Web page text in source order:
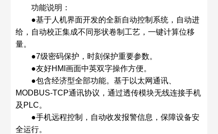
功能说明：
●基于人机界面开发的全新自动控制系统，自动进
给，自动校正集成不同形状卷制工艺，一键计算位移
量。
●7级密码保护，时刻保护重要参数。
●友好HMI画面中英双字操作方便。
●包含经济型全部功能。基于以太网通讯、
MODBUS-TCP通讯协议，通过透传模块无线连接手机
及PLC。
●手机远程控制，自动收发报警信息，保障设备安
全运行。